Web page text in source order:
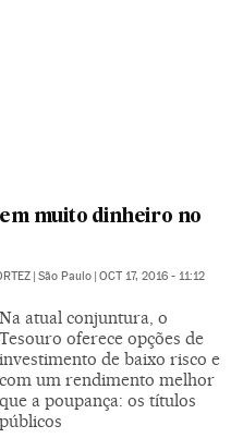
muito dinheiro no
| São Paulo | OCT 17, 2016 - 11:12
Na atual conjuntura, o
Tesouro oferece opções de
investimento de baixo risco e
com um rendimento melhor
que a poupança: os títulos
públicos